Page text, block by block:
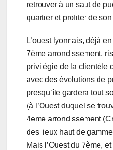
retrouver à un saut de
quartier et profiter de
L’ouest lyonnais, déjà
7ème arrondissement,
privilégié de la clientèle
avec des évolutions de
presqu’île gardera tout
(à l’Ouest duquel se
4eme arrondissement
des lieux haut de
Mais l’Ouest du 7ème,